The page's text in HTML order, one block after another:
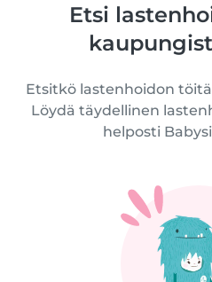
Etsi
Etsitkö lastenhoidon
Löydä täydellinen
helposti